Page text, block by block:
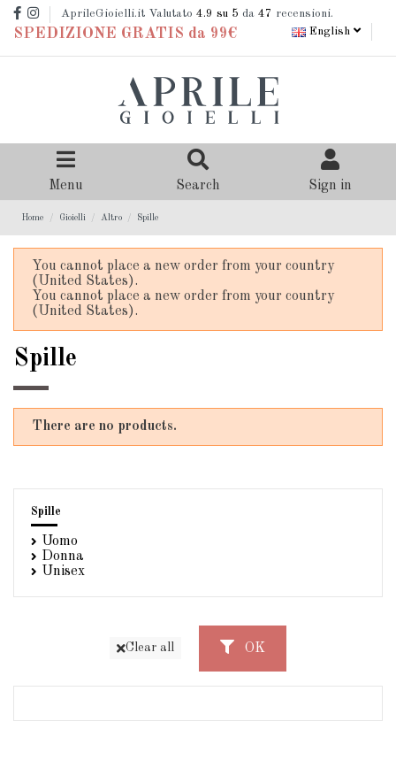
AprileGioielli.it Valutato 4.9 su 5 da 47 recensioni.
SPEDIZIONE GRATIS da 99€ English
Menu Search Sign in
Home Gioielli Altro Spille
You cannot place a new order from your country
(United States).
You cannot place a new order from your country
(United States).
Spille
There are no products.
Spille
Uomo
Donna
Unisex
Clear all OK